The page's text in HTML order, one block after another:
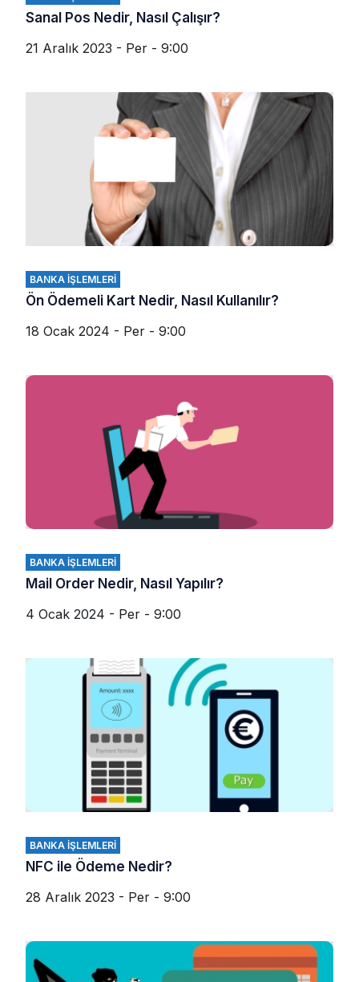
Sanal Pos Nedir, Nasıl Çalışır?
21 Aralık 2023 - Per - 9:00
BANKA İŞLEMLERI
Ön Ödemeli Kart Nedir, Nasıl Kullanılır?
18 Ocak 2024 - Per - 9:00
BANKA İŞLEMLERI
Mail Order Nedir, Nasıl Yapılır?
4 Ocak 2024 - Per - 9:00
BANKA İŞLEMLERI
NFC ile Ödeme Nedir?
28 Aralık 2023 - Per - 9:00